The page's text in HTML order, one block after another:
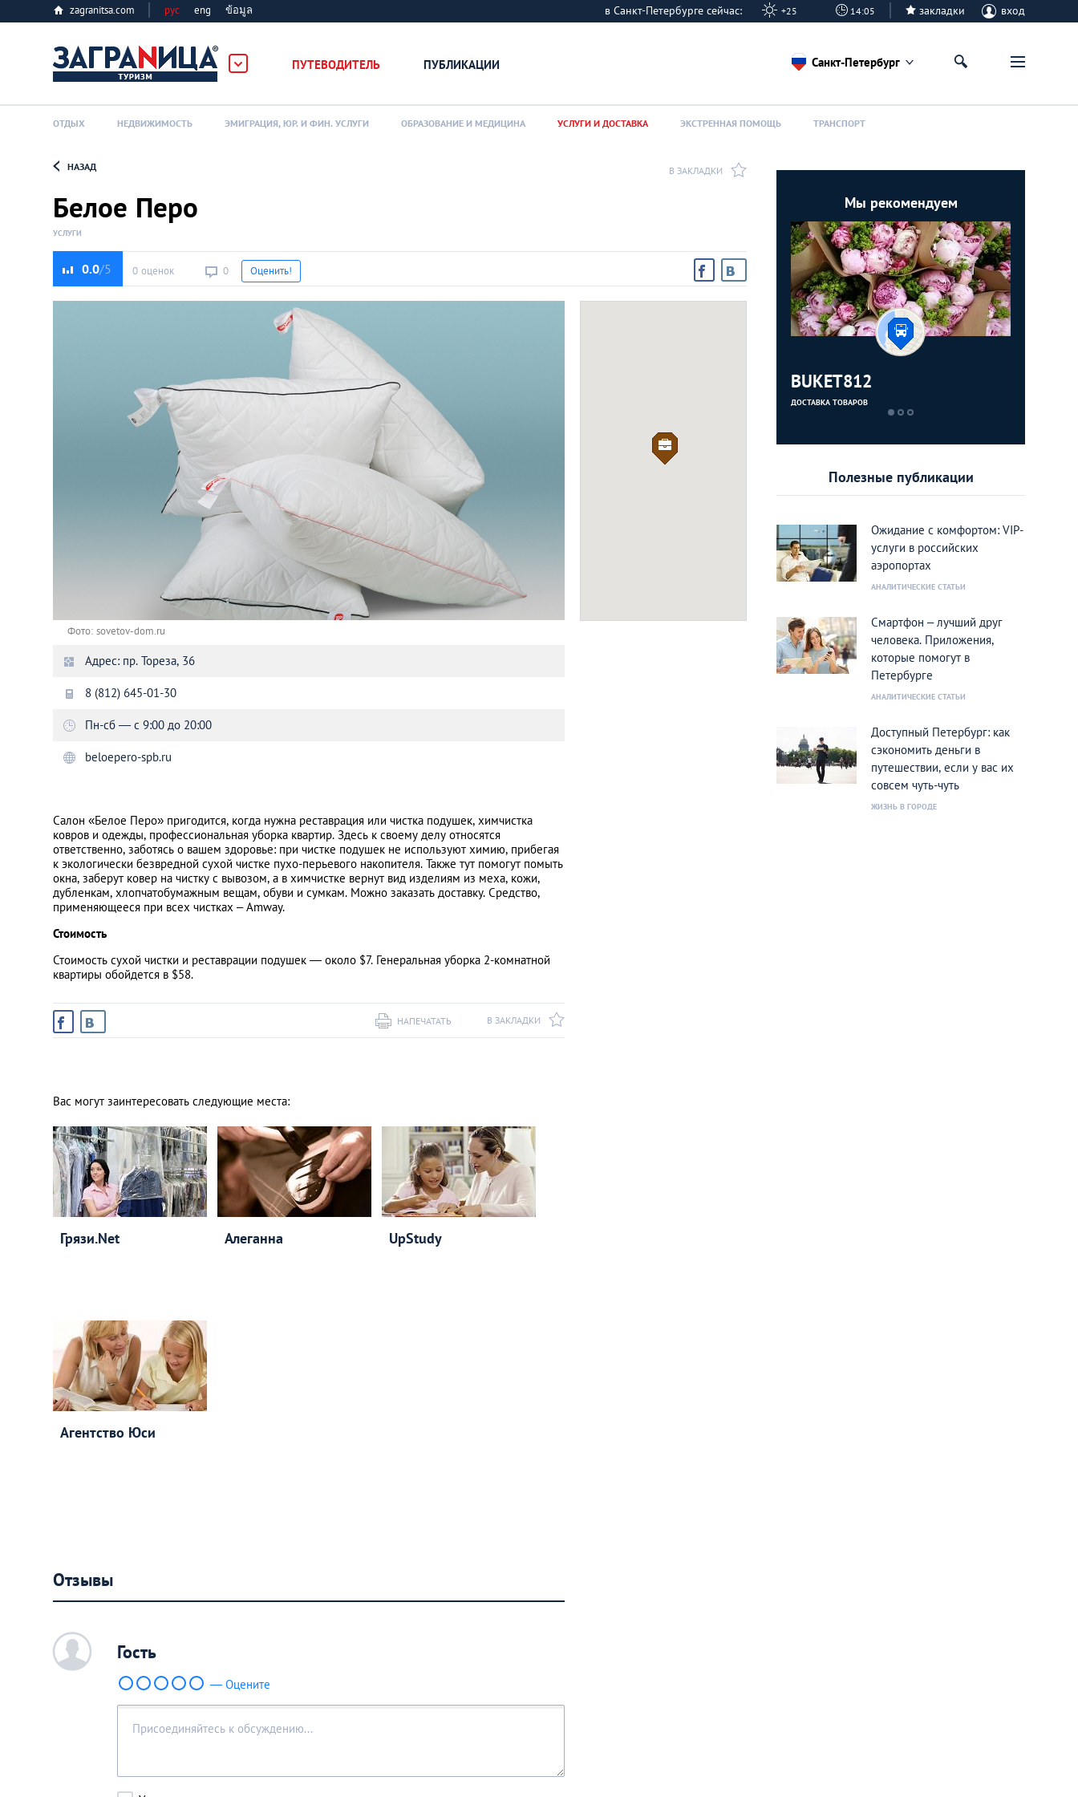
zagranitsa.com рус eng ข้อมูล в Санкт-Петербурге сейчас: +25 14:05 закладки вход
ПУТЕВОДИТЕЛЬ ПУБЛИКАЦИИ
Афины
Киев
Лондон
Лос-Анджелес
Москва
Париж
Пхукет
Санкт-Петербург
Loading...
Санкт-Петербург
ОТДЫХ НЕДВИЖИМОСТЬ ЭМИГРАЦИЯ, ЮР. И ФИН. УСЛУГИ ОБРАЗОВАНИЕ И МЕДИЦИНА УСЛУГИ И ДОСТАВКА ЭКСТРЕННАЯ ПОМОЩЬ ТРАНСПОРТ
НАЗАД В ЗАКЛАДКИ
Белое Перо
УСЛУГИ
0.0 0 оценок 0 Оценить!
Фото: sovetov-dom.ru
Адрес: пр. Тореза, 36
8 (812) 645-01-30
Пн-сб — с 9:00 до 20:00
beloepero-spb.ru
Салон «Белое Перо» пригодится, когда нужна реставрация или чистка подушек, химчистка
ковров и одежды, профессиональная уборка квартир. Здесь к своему делу относятся
ответственно, заботясь о вашем здоровье: при чистке подушек не используют химию, прибегая
к экологически безвредной сухой чистке пухо-перьевого накопителя. Также тут помогут помыть
окна, заберут ковер на чистку с вывозом, а в химчистке вернут вид изделиям из меха, кожи,
дубленкам, хлопчатобумажным вещам, обуви и сумкам. Можно заказать доставку. Средство,
применяющееся при всех чистках – Amway.
Стоимость
Стоимость сухой чистки и реставрации подушек — около $7. Генеральная уборка 2-комнатной
квартиры обойдется в $58.
В ЗАКЛАДКИ
НАПЕЧАТАТЬ
Вас могут заинтересовать следующие места:
Грязи.Net Алеганна UpStudy
Агентство Юси
Мы рекомендуем
BUKET812
ДОСТАВКА ТОВАРОВ
Полезные публикации
Ожидание с комфортом: VIP-
услуги в российских
аэропортах
АНАЛИТИЧЕСКИЕ СТАТЬИ
Смартфон – лучший друг
человека. Приложения,
которые помогут в
Петербурге
АНАЛИТИЧЕСКИЕ СТАТЬИ
Доступный Петербург: как
сэкономить деньги в
путешествии, если у вас их
совсем чуть-чуть
ЖИЗНЬ В ГОРОДЕ
Отзывы
c Гость
— Оцените